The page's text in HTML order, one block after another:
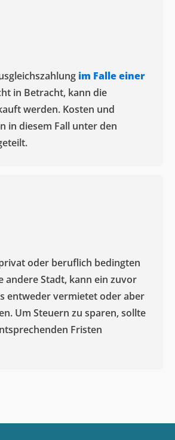
im Falle einer
in Betracht, kann die
werden. Kosten und
in diesem Fall unter den
oder beruflich bedingten
andere Stadt, kann ein zuvor
entweder vermietet oder aber
Um Steuern zu sparen, sollte
Fristen